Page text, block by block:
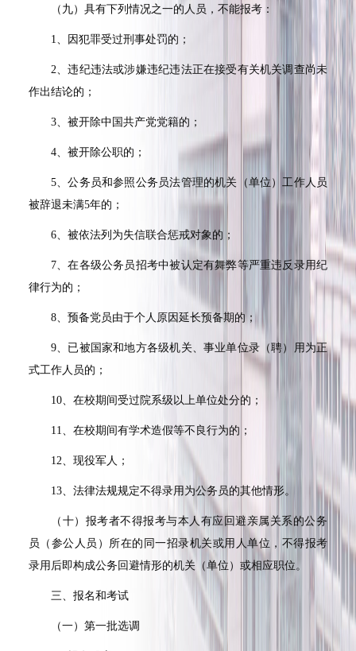
（九）具有下列情况之一的人员，不能报考：
1、因犯罪受过刑事处罚的；
2、违纪违法或涉嫌违纪违法正在接受有关机关调查尚未
作出结论的；
3、被开除中国共产党党籍的；
4、被开除公职的；
5、公务员和参照公务员法管理的机关（单位）工作人员
被辞退未满5年的；
6、被依法列为失信联合惩戒对象的；
7、在各级公务员招考中被认定有舞弊等严重违反录用纪
律行为的；
8、预备党员由于个人原因延长预备期的；
9、已被国家和地方各级机关、事业单位录（聘）用为正
式工作人员的；
10、在校期间受过院系级以上单位处分的；
11、在校期间有学术造假等不良行为的；
12、现役军人；
13、法律法规规定不得录用为公务员的其他情形。
（十）报考者不得报考与本人有应回避亲属关系的公务
员（参公人员）所在的同一招录机关或用人单位，不得报考
录用后即构成公务回避情形的机关（单位）或相应职位。
三、报名和考试
（一）第一批选调